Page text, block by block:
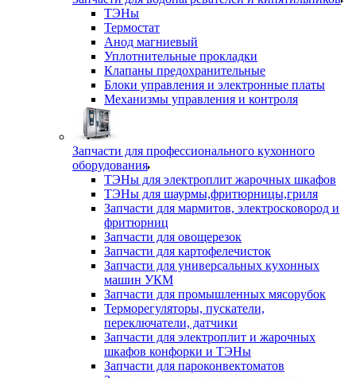
ТЭНы
Термостат
Анод магниевый
Уплотнительные прокладки
Клапаны предохранительные
Блоки управления и электронные платы
Механизмы управления и контроля
Запчасти для профессионального кухонного
оборудования
ТЭНы для электроплит жарочных шкафов
ТЭНы для шаурмы,фритюрницы,гриля
Запчасти для мармитов, электросковород и
фритюрниц
Запчасти для овощерезок
Запчасти для картофелечисток
Запчасти для универсальных кухонных
машин УКМ
Запчасти для промышленных мясорубок
Терморегуляторы, пускатели,
переключатели, датчики
Запчасти для электроплит и жарочных
шкафов конфорки и ТЭНы
Запчасти для пароконвектоматов